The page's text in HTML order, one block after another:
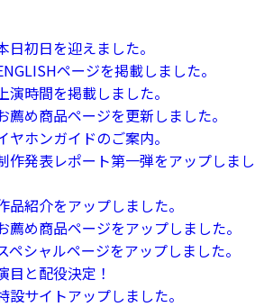
日初日を迎えました。
ページを掲載しました。
上演時間を掲載しました。
薦め商品ページを更新しました。
ヤホンガイドのご案内。
作発表レポート第一弾をアップしまし
品紹介をアップしました。
薦め商品ページをアップしました。
ペシャルページをアップしました。
目と配役決定！
設サイトアップしました。